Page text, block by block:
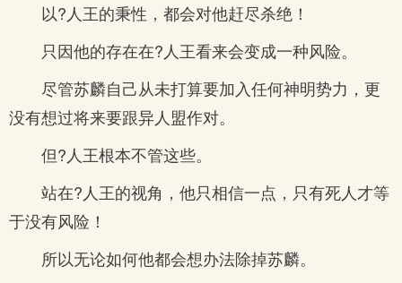
以?人王的秉性，都会对他赶尽杀绝！
只因他的存在在?人王看来会变成一种风险。
尽管苏麟自己从未打算要加入任何神明势力，更
没有想过将来要跟异人盟作对。
但?人王根本不管这些。
站在?人王的视角，他只相信一点，只有死人才等
于没有风险！
所以无论如何他都会想办法除掉苏麟。